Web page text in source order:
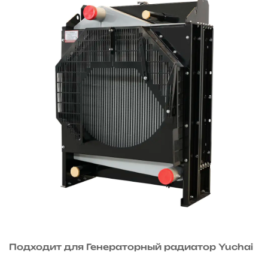
Подходит для Генераторный радиатор Yuchai